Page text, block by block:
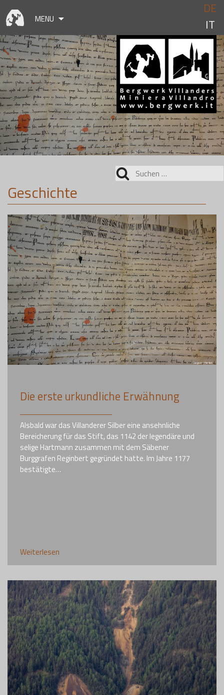
to
content
MENU
DE
IT
Suchen
nach:
Geschichte
Die erste urkundliche Erwähnung
Alsbald war das Villanderer Silber eine ansehnliche
Bereicherung für das Stift, das 1142 der legendäre und
selige Hartmann zusammen mit dem Säbener
Burggrafen Reginbert gegründet hatte. Im Jahre 1177
bestätigte…
Weiterlesen